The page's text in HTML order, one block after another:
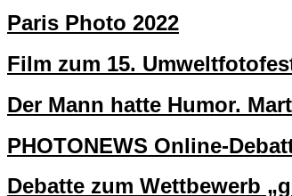
Paris Photo 2022
Film zum 15.
Der Mann hatte Humor.
PHOTONEWS Online-
Debatte zum Wettbewerb